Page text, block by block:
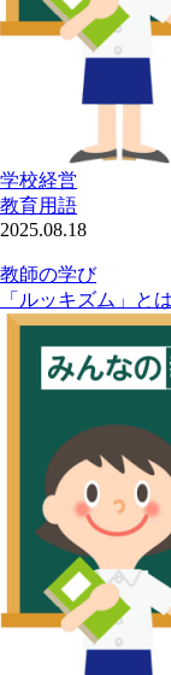
学校経営
教育用語
2025.08.18
教師の学び
「ルッキズム」と